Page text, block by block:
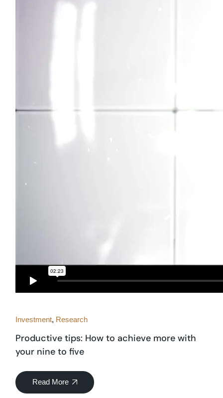
Investment Research
Productive tips: How to achieve more with
your nine to five
Read More